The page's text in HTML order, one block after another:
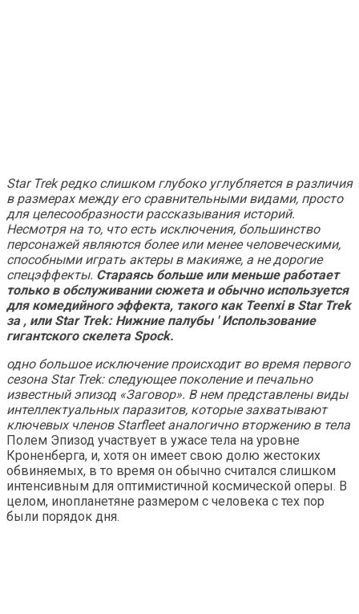
Star Trekредко слишком глубоко углубляется в различия
в размерах между его сравнительными видами, просто
для целесообразности рассказывания историй.
Несмотря на то, что есть исключения, большинство
персонажей являются более или менее человеческими,
способными играть актеры в макияже, а не дорогие
спецэффекты. Стараясь больше или меньше работает
только в обслуживании сюжета и обычно используется
для комедийного эффекта, такого как Teenxi в Star Trek
за , или Star Trek: Нижние палубы 'Использование
гигантского скелета Spock.
одно большое исключение происходит во время первого
сезона Star Trek: следующее поколениеи печально
известный эпизод «Заговор». В нем представлены виды
интеллектуальных паразитов, которые захватывают
ключевых членов Starfleet аналогично вторжению в тела
Полем Эпизод участвует в ужасе тела на уровне
Кроненберга, и, хотя он имеет свою долю жестоких
обвиняемых, в то время он обычно считался слишком
интенсивным для оптимистичной космической оперы. В
целом, инопланетяне размером с человека с тех пор
были порядок дня.